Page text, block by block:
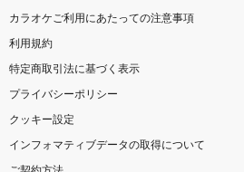
カラオケご利用にあたっての注意事項
利用規約
特定商取引法に基づく表示
プライバシーポリシー
クッキー設定
インフォマティブデータの取得について